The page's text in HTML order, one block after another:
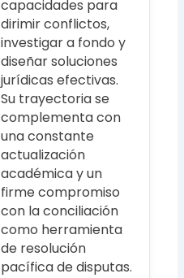
capacidades para
dirimir conflictos,
investigar a fondo y
diseñar soluciones
jurídicas efectivas.
Su trayectoria se
complementa con
una constante
actualización
académica y un
firme compromiso
con la conciliación
como herramienta
de resolución
pacífica de disputas.